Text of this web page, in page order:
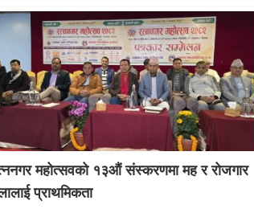
महोत्सवको १३औं संस्करणमा मह र रोजगार
प्राथमिकता